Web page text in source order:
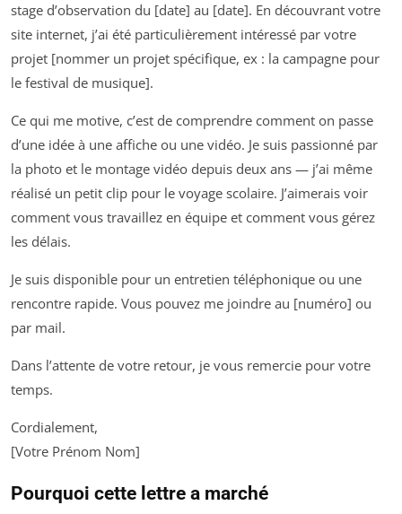
stage d’observation du [date] au [date]. En découvrant votre
site internet, j’ai été particulièrement intéressé par votre
projet [nommer un projet spécifique, ex : la campagne pour
le festival de musique].
Ce qui me motive, c’est de comprendre comment on passe
d’une idée à une affiche ou une vidéo. Je suis passionné par
la photo et le montage vidéo depuis deux ans — j’ai même
réalisé un petit clip pour le voyage scolaire. J’aimerais voir
comment vous travaillez en équipe et comment vous gérez
les délais.
Je suis disponible pour un entretien téléphonique ou une
rencontre rapide. Vous pouvez me joindre au [numéro] ou
par mail.
Dans l’attente de votre retour, je vous remercie pour votre
temps.
Cordialement,
[Votre Prénom Nom]
Pourquoi cette lettre a marché